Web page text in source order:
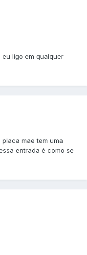
eu ligo em qualquer
mae tem uma
entrada é como se